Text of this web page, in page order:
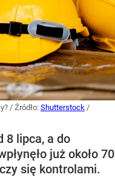
/ Źródło: Shutterstock /
8 lipca, a do
już około 70
się kontrolami.